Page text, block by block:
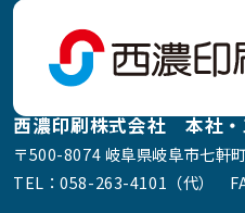
西濃印刷株式会社 本社
〒500-8074 岐阜県岐阜市七軒
TEL：058-263-4101（代）